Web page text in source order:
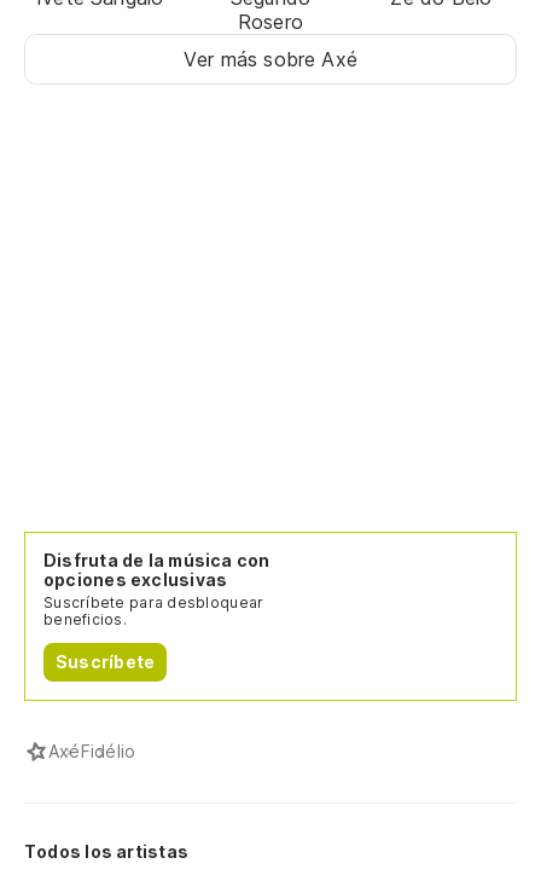
Rosero
Ver más sobre Axé
Disfruta de la música con
opciones exclusivas
Suscríbete para desbloquear
beneficios.
Suscríbete
AxéFidélio
Todos los artistas